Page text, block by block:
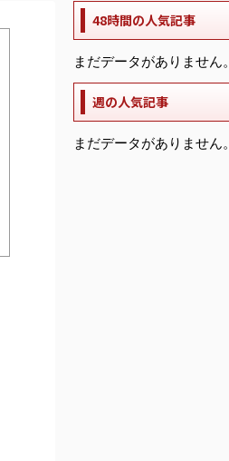
48時間の人気記事
まだデータがありません。
週の人気記事
まだデータがありません。